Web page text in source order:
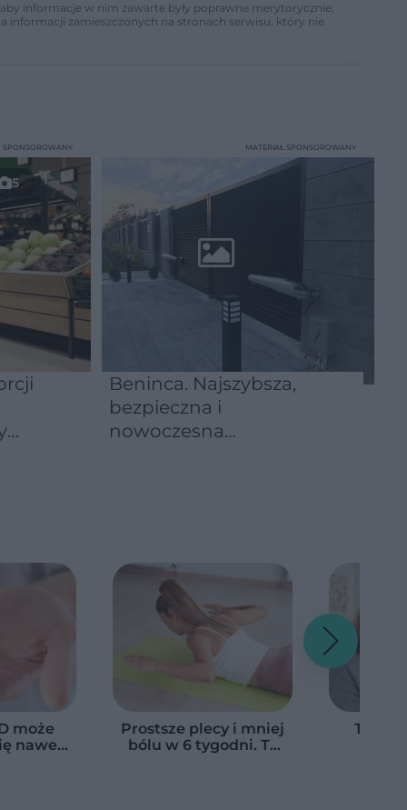
informacje w nim zawarte były poprawne merytorycznie,
informacji zamieszczonych na stronach serwisu, który nie
5
SPONSOROWANY
Beninca. Najszybsza,
bezpieczna i
nowoczesna
MATERIAŁ SPONSOROWANY
może
nawet
Prostsze plecy i mniej
bólu w 6 tygodni. Te
Tak